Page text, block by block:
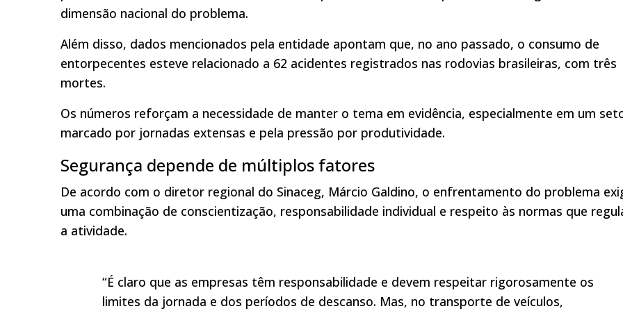
dimensão nacional do problema.
Além disso, dados mencionados pela entidade apontam que, no ano passado, o consumo de
entorpecentes esteve relacionado a 62 acidentes registrados nas rodovias brasileiras, com três
mortes.
Os números reforçam a necessidade de manter o tema em evidência, especialmente em um
marcado por jornadas extensas e pela pressão por produtividade.
Segurança depende de múltiplos fatores
De acordo com o diretor regional do Sinaceg, Márcio Galdino, o enfrentamento do problema
uma combinação de conscientização, responsabilidade individual e respeito às normas que
a atividade.
“É claro que as empresas têm responsabilidade e devem respeitar rigorosamente os
limites da jornada e dos períodos de descanso. Mas, no transporte de veículos,